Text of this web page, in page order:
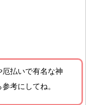
払いで有名な神
考にしてね。